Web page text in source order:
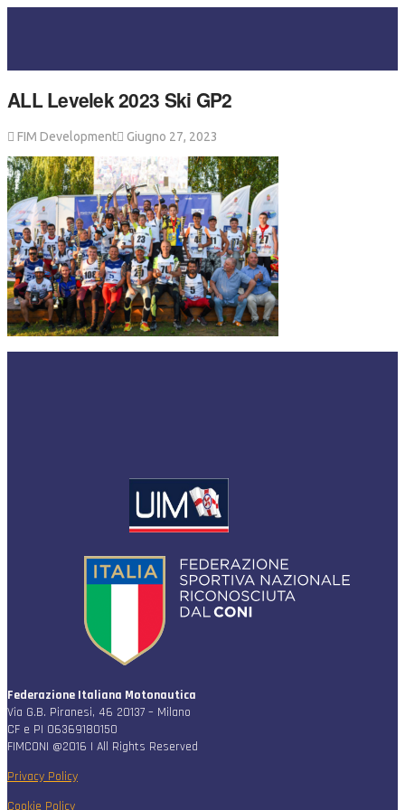
ALL Levelek 2023 Ski GP2
FIM Development Giugno 27, 2023
Federazione Italiana Motonautica
Via G.B. Piranesi, 46 20137 – Milano
CF e PI 06369180150
FIMCONI @2016 | All Rights Reserved
Privacy Policy
Cookie Policy